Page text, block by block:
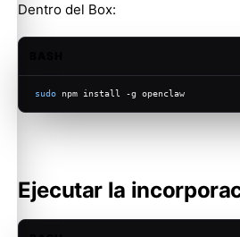
Dentro del Box:
sudo npm install -g openclaw
Ejecutar la